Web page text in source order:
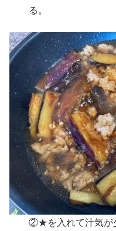
る。
②★を入れて汁気が